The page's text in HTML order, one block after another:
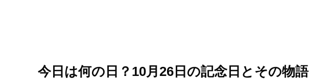
今日は何の日？10月26日の記念日とその物語